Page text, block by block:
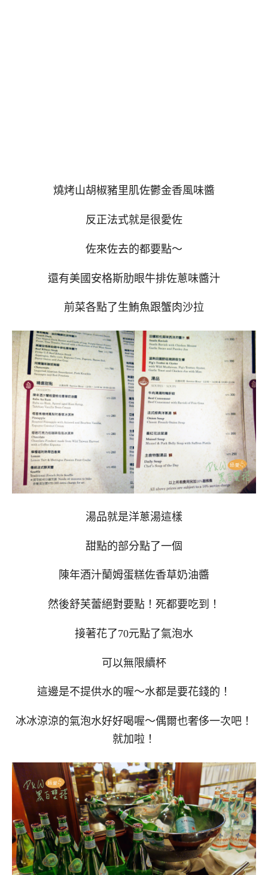
燒烤山胡椒豬里肌佐鬱金香風味醬
反正法式就是很愛佐
佐來佐去的都要點～
還有美國安格斯肋眼牛排佐蔥味醬汁
前菜各點了生鮪魚跟蟹肉沙拉
湯品就是洋蔥湯這樣
甜點的部分點了一個
陳年酒汁蘭姆蛋糕佐香草奶油醬
然後舒芙蕾絕對要點！死都要吃到！
接著花了70元點了氣泡水
可以無限續杯
這邊是不提供水的喔～水都是要花錢的！
冰冰涼涼的氣泡水好好喝喔～偶爾也奢侈一次吧！
就加啦！